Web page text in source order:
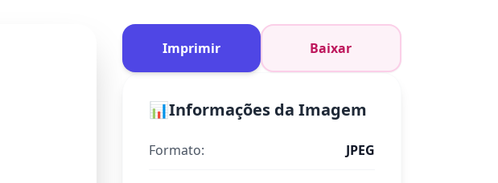
Imprimir Baixar
📊Informações da Imagem
Formato: JPEG